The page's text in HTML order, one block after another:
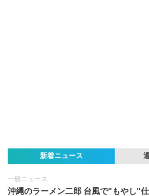
新着ニュース
一般ニュース
沖縄のラーメン二郎 台風で"もやし"